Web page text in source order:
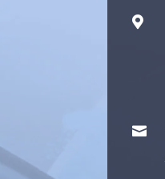

